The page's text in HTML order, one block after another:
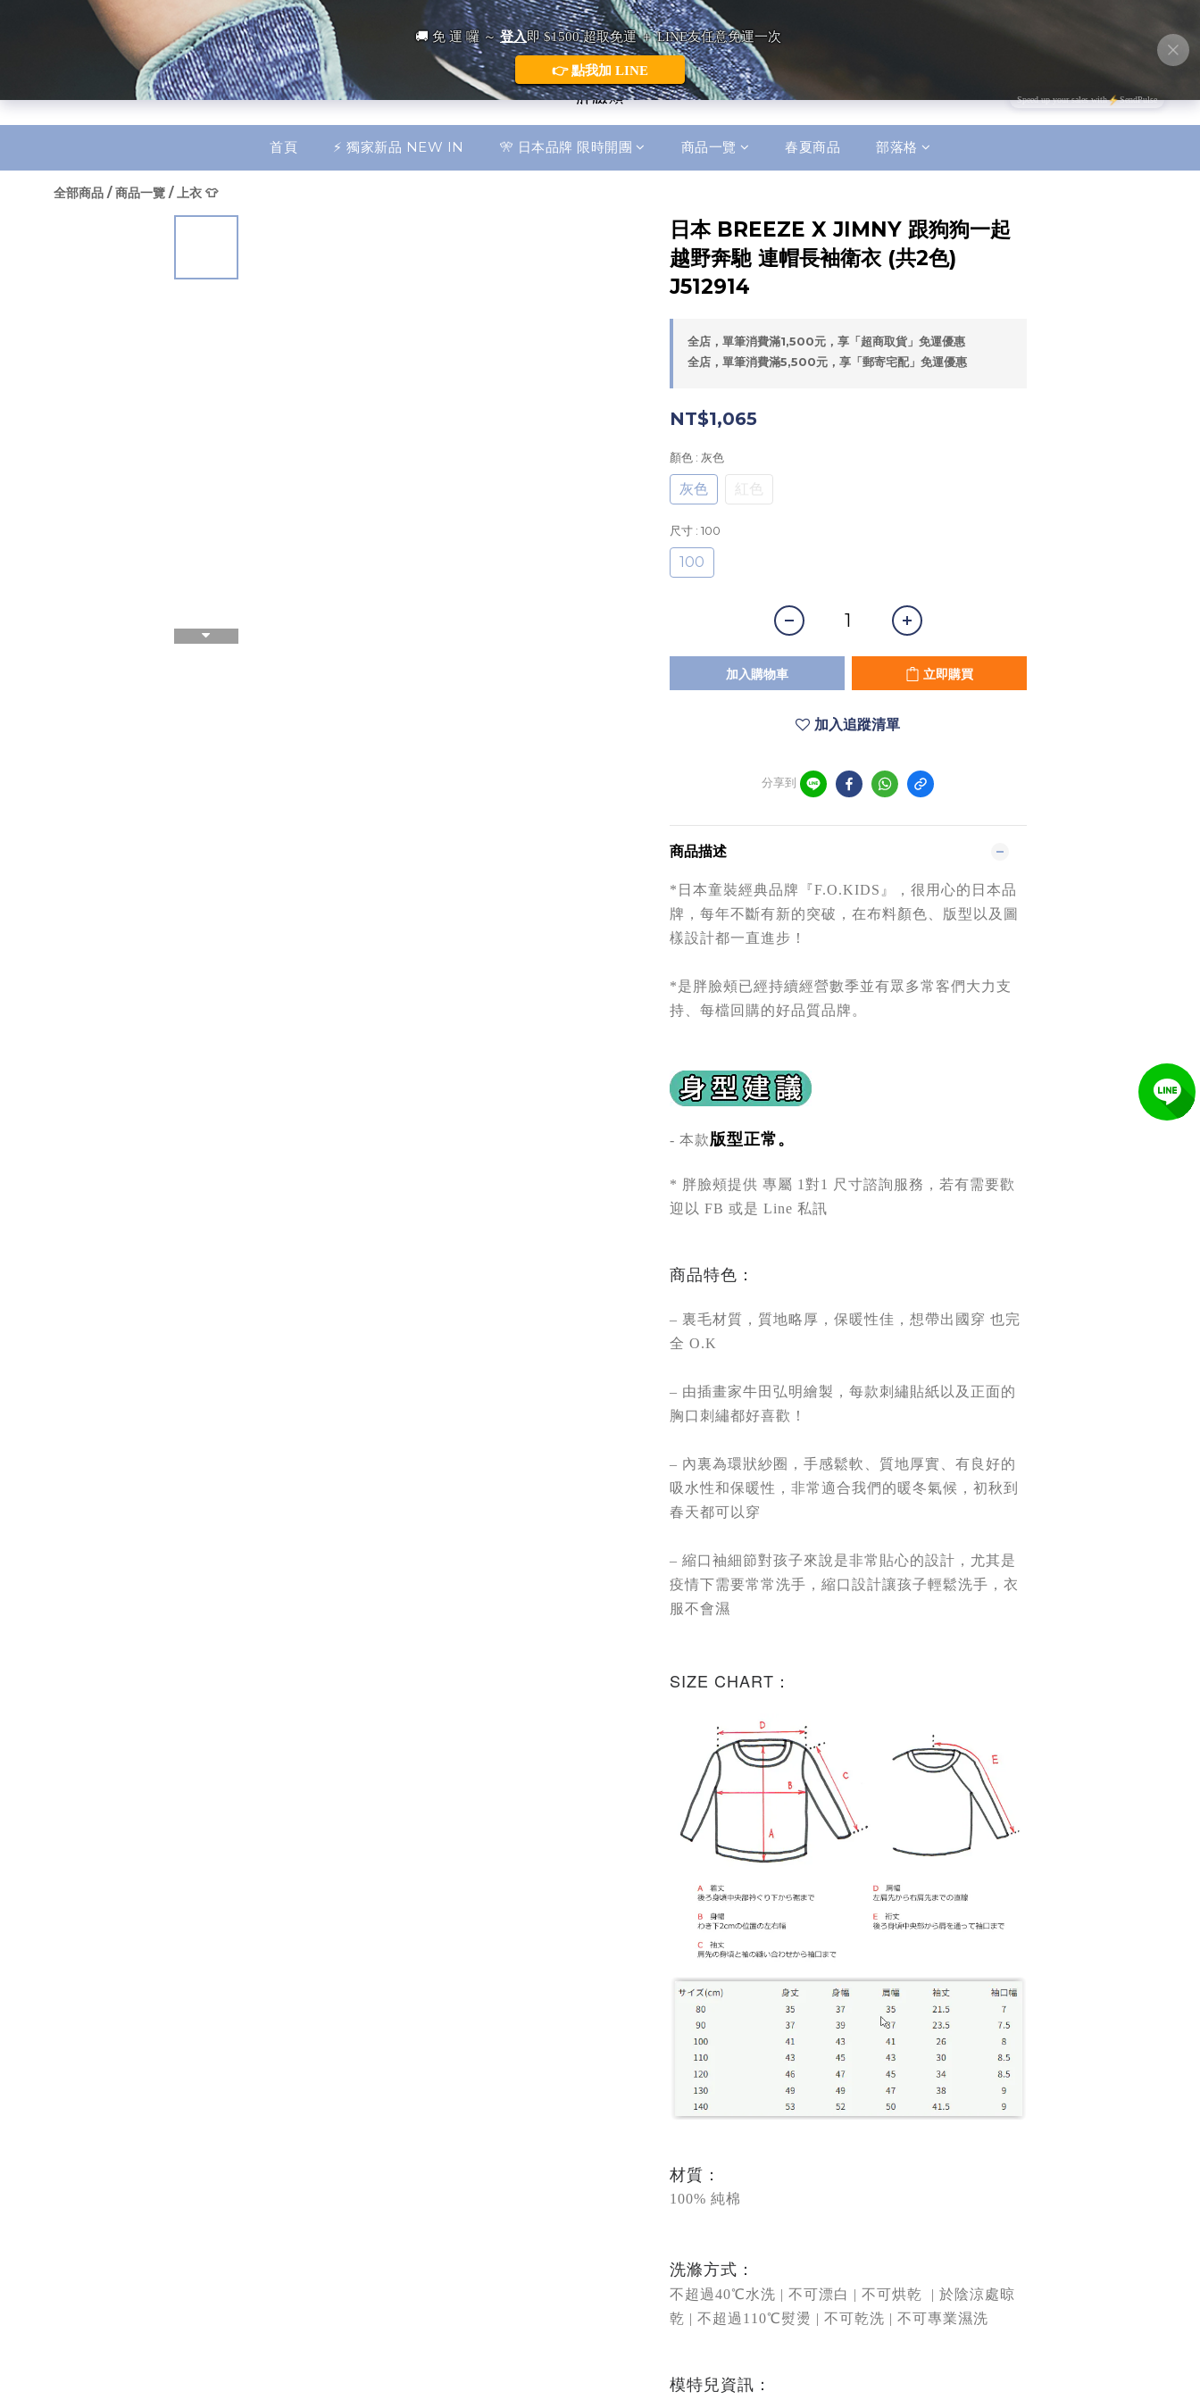
繁體中文
首頁 ⚡ 獨家新品 NEW IN 🎌 日本品牌 限時開團 商品一覽 春夏商品 部落格
全部商品 /商品一覽 /上衣 👕
日本 BREEZE X JIMNY 跟狗狗一起
越野奔馳 連帽長袖衛衣 (共2色)
J512914
全店，單筆消費滿1,500元，享「超商取貨」免運優惠
全店，單筆消費滿5,500元，享「郵寄宅配」免運優惠
NT$1,065
顏色 : 灰色
灰色 紅色
尺寸 : 100
100
加入購物車 立即購買
加入追蹤清單
分享到
商品描述
*日本童裝經典品牌 『F.O.KIDS』
，很用心的日本品
牌，每年不斷有新的突破，在布料顏色、版型以及圖
樣設計都一直進步！
*是胖臉頰已經持續經營數季並有眾多常客們大力支
持、每檔回購的好品質品牌。
- 本款版型正常。
* 胖臉頰提供 專屬 1對1 尺寸諮詢服務，若有需要歡
迎以 FB 或是 Line 私訊
商品特色：
– 裏毛材質，質地略厚，保暖性佳，想帶出國穿 也完
全 O.K
– 由插畫家牛田弘明繪製，每款刺繡貼紙以及正面的
胸口刺繡都好喜歡！
– 內裏為環狀紗圈，手感鬆軟、質地厚實、有良好的
吸水性和保暖性，非常適合我們的暖冬氣候，初秋到
春天都可以穿
– 縮口袖細節對孩子來說是非常貼心的設計，尤其是
疫情下需要常常洗手，縮口設計讓孩子輕鬆洗手，衣
服不會濕
SIZE CHART：
材質：
100% 純棉
洗滌方式：
不超過40℃水洗 | 不可漂白 | 不可烘乾
| 於陰涼處晾
乾 | 不超過 110℃熨燙 | 不可乾洗 | 不可專業濕洗
模特兒資訊：